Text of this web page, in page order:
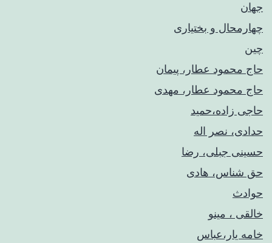
جهان
چهارمحال و بختیاری
چین
حاج محمود عطار، پیمان
حاج محمود عطار، مهدی
حاجی زاده،حمید
حدادی، نصر اله
حسینی جبلی، رضا
حق شناس، هادی
حوادث
خالقی ، مینو
خامه یار،عباس